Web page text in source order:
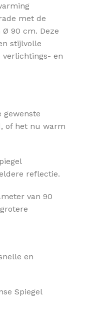
met de
Ø 90 cm. Deze
stijlvolle
en
gewenste
of het nu warm
reflectie.
van 90
en
Spiegel